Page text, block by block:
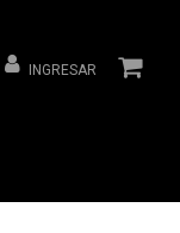
INGRESAR